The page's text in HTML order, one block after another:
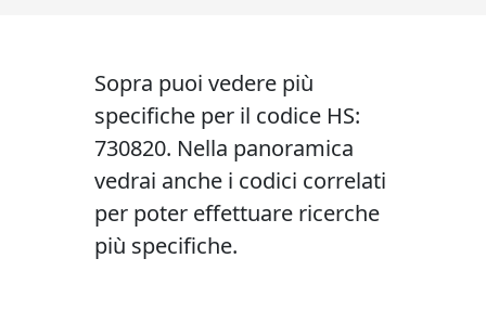
Sopra puoi vedere più
specifiche per il codice HS:
730820. Nella panoramica
vedrai anche i codici correlati
per poter effettuare ricerche
più specifiche.